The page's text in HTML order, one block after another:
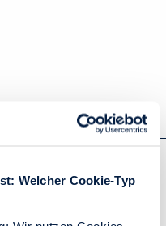
Welcher Cookie-Typ
to help!